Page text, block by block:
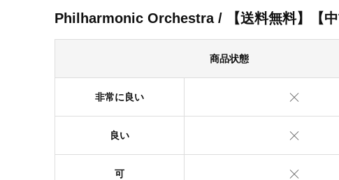
Philharmonic Orchestra / 【送料無料】【中
商品状態
非常に良い
良い
可